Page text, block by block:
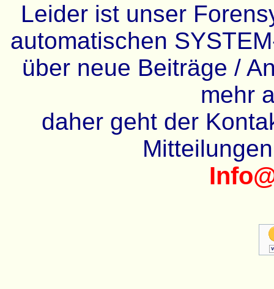
Leider ist unser
automatischen
über neue Beiträge /
mehr
daher geht der